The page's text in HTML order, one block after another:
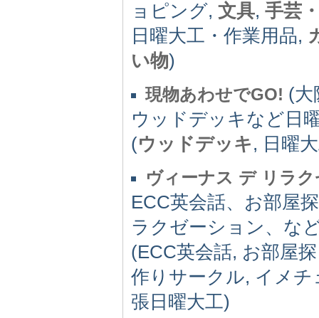
ョピング, 文具, 手芸
日曜大工・作業用品,
い物)
現物あわせでGO! (大
ウッドデッキなど日
(ウッドデッキ, 日曜
ヴィーナス デ リラ
ECC英会話、お部屋
ラクゼーション、な
(ECC英会話, お部屋
作りサークル, イメ
張日曜大工)